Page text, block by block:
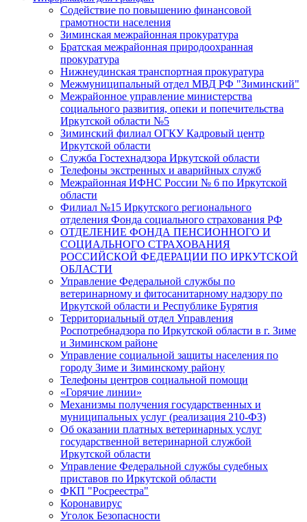
Содействие по повышению финансовой
грамотности населения
Зиминская межрайонная прокуратура
Братская межрайонная природоохранная
прокуратура
Нижнеудинская транспортная прокуратура
Межмуниципальный отдел МВД РФ "Зиминский"
Межрайонное управление министерства
социального развития, опеки и попечительства
Иркутской области №5
Зиминский филиал ОГКУ Кадровый центр
Иркутской области
Служба Гостехнадзора Иркутской области
Телефоны экстренных и аварийных служб
Межрайонная ИФНС России № 6 по Иркутской
области
Филиал №15 Иркутского регионального
отделения Фонда социального страхования РФ
ОТДЕЛЕНИЕ ФОНДА ПЕНСИОННОГО И
СОЦИАЛЬНОГО СТРАХОВАНИЯ
РОССИЙСКОЙ ФЕДЕРАЦИИ ПО ИРКУТСКОЙ
ОБЛАСТИ
Управление Федеральной службы по
ветеринарному и фитосанитарному надзору по
Иркутской области и Республике Бурятия
Территориальный отдел Управления
Роспотребнадзора по Иркутской области в г. Зиме
и Зиминском районе
Управление социальной защиты населения по
городу Зиме и Зиминскому району
Телефоны центров социальной помощи
«Горячие линии»
Механизмы получения государственных и
муниципальных услуг (реализация 210-ФЗ)
Об оказании платных ветеринарных услуг
государственной ветеринарной службой
Иркутской области
Управление Федеральной службы судебных
приставов по Иркутской области
ФКП "Росреестра"
Коронавирус
Уголок Безопасности